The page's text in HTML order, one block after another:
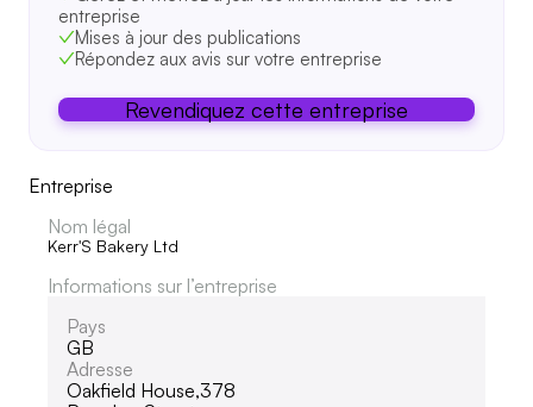
entreprise
Mises à jour des publications
Répondez aux avis sur votre entreprise
Revendiquez cette entreprise
Entreprise
Nom légal
Kerr'S Bakery Ltd
Informations sur l’entreprise
Pays
GB
Adresse
Oakfield House,378